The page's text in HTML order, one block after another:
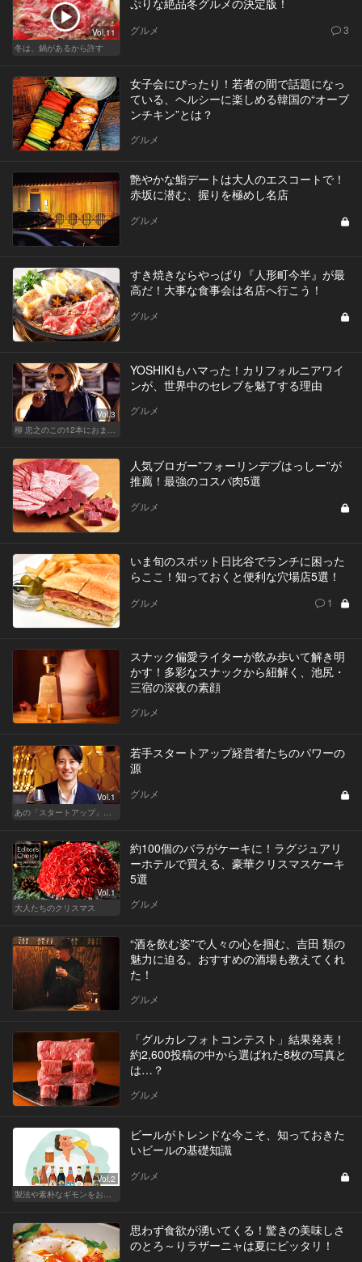
Vol.11
冬は、鍋があるから許す
グルメ 3
女子会にぴったり！若者の間で話題になっ
ている、ヘルシーに楽しめる韓国の“オーブ
ンチキン”とは？
グルメ
艶やかな鮨デートは大人のエスコートで！
赤坂に潜む、握りを極めし名店
グルメ
すき焼きならやっぱり『人形町今半』が最
高だ！大事な食事会は名店へ行こう！
グルメ
Vol.3
柳 忠之のこの12本におまかせ
YOSHIKIもハマった！カリフォルニアワイ
ンが、世界中のセレブを魅了する理由
グルメ
人気ブロガー”フォーリンデブはっしー”が
推薦！最強のコスパ肉5選
グルメ
いま旬のスポット日比谷でランチに困った
らここ！知っておくと便利な穴場店5選！
グルメ 1
スナック偏愛ライターが飲み歩いて解き明
かす！多彩なスナックから紐解く、池尻・
三宿の深夜の素顔
グルメ
Vol.1
若手スタートアップ経営者たちのパワーの
源
グルメ
Vol.1
大人たちのクリスマス
約100個のバラがケーキに！ラグジュアリ
ーホテルで買える、豪華クリスマスケーキ
5選
グルメ
“酒を飲む姿”で人々の心を掴む、吉田 類の
魅力に迫る。おすすめの酒場も教えてくれ
た！
グルメ
「グルカレフォトコンテスト」結果発表！
約2,600投稿の中から選ばれた8枚の写真と
は…？
グルメ
Vol.2
ビールがトレンドな今こそ、知っておきた
いビールの基礎知識
グルメ
思わず食欲が湧いてくる！驚きの美味しさ
のとろ～りラザーニャは夏にピッタリ！